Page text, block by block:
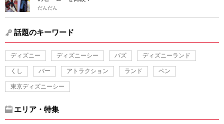
だんだん
話題のキーワード
ディズニー ディズニーシー バズ ディズニーランド
くし バー アトラクション ランド ペン
東京ディズニーシー
エリア・特集